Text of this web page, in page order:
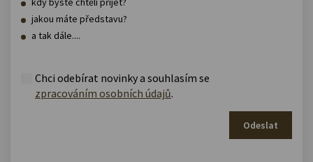
jakou máte představu?
a tak dále....
Chci odebírat novinky a souhlasím se
zpracováním osobních údajů.
Odeslat